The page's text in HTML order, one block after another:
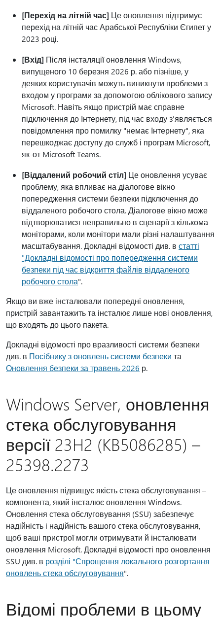
[Перехід на літній час] Це оновлення підтримує
перехід на літній час Арабської Республіки Єгипет у
2023 році.
[Вхід] Після інсталяції оновлення Windows,
випущеного 10 березня 2026 р. або пізніше, у
деяких користувачів можуть виникнути проблеми з
входом у програми за допомогою облікового запису
Microsoft. Навіть якщо пристрій має справне
підключення до Інтернету, під час входу з'являється
повідомлення про помилку "немає Інтернету", яка
перешкоджає доступу до служб і програм Microsoft,
як-от Microsoft Teams.
[Віддалений робочий стіл] Це оновлення усуває
проблему, яка впливає на діалогове вікно
попередження системи безпеки підключення до
віддаленого робочого стола. Діалогове вікно може
відтворюватися неправильно в сценарії з кількома
моніторами, коли монітори мали різні налаштування
масштабування. Докладні відомості див. в статті
"Докладні відомості про попередження системи
безпеки під час відкриття файлів віддаленого
робочого стола".
Якщо ви вже інсталювали попередні оновлення,
пристрій завантажить та інсталює лише нові оновлення,
що входять до цього пакета.
Докладні відомості про вразливості системи безпеки
див. в Посібнику з оновлень системи безпеки та
Оновлення безпеки за травень 2026 р.
Windows Server, оновлення
стека обслуговування
версії 23H2 (KB5086285) –
25398.2273
Це оновлення підвищує якість стека обслуговування –
компонента, який інсталює оновлення Windows.
Оновлення стека обслуговування (SSU) забезпечує
надійність і надійність вашого стека обслуговування,
щоб ваші пристрої могли отримувати й інсталювати
оновлення Microsoft. Докладні відомості про оновлення
SSU див. в розділі "Спрощення локального розгортання
оновлень стека обслуговування".
Відомі проблеми в цьому